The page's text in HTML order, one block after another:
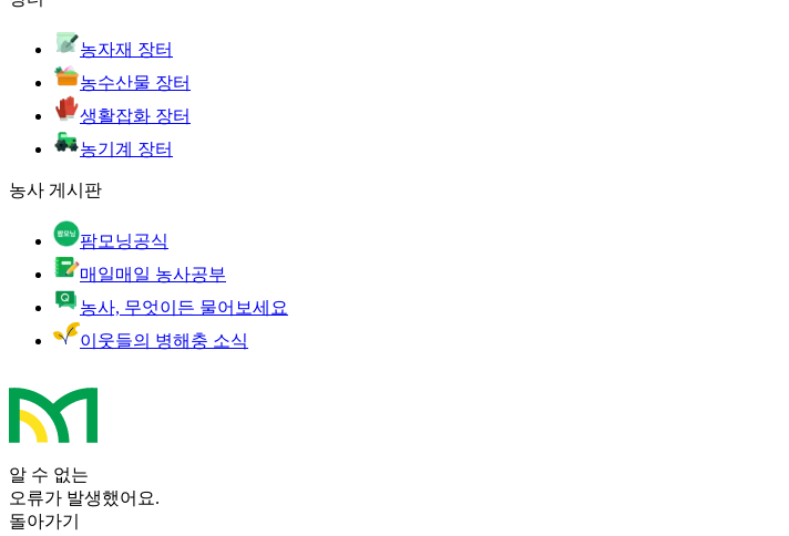
농자재 장터
농수산물 장터
생활잡화 장터
농기계 장터
농사 게시판
팜모닝공식
매일매일 농사공부
농사, 무엇이든 물어보세요
이웃들의 병해충 소식
알 수 없는
오류가 발생했어요.
돌아가기